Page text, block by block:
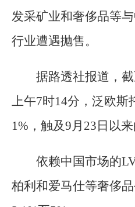
发采矿业和奢侈品等
行业遭遇抛售。
据路透社报道，
上午7时14分，泛欧
1%，触及9月23日以来
依赖中国市场的
柏利和爱马仕等奢侈